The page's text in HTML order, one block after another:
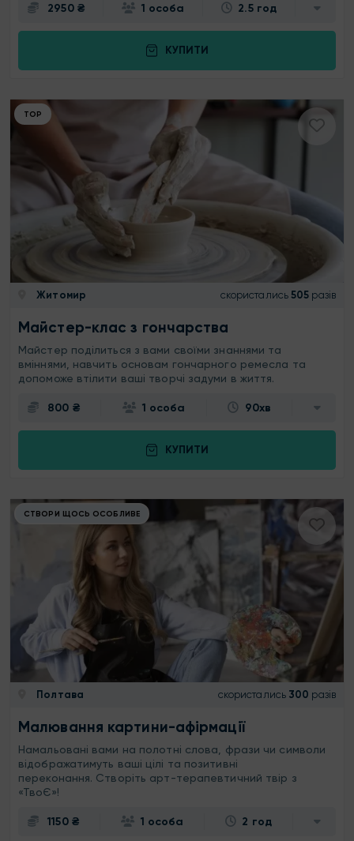
2950 ₴ 1 особа 2.5 год
КУПИТИ
ТОР
Житомир скористались 505 разів
Майстер-клас з гончарства
Майстер поділиться з вами своїми знаннями та
вміннями, навчить основам гончарного ремесла та
допоможе втілити ваші творчі задуми в життя.
800 ₴ 1 особа 90хв
КУПИТИ
СТВОРИ ЩОСЬ ОСОБЛИВЕ
Полтава скористались 300 разів
Малювання картини-афірмації
Намальовані вами на полотні слова, фрази чи символи
відображатимуть ваші цілі та позитивні
переконання. Створіть арт-терапевтичний твір з
«ТвоЄ»!
1150 ₴ 1 особа 2 год